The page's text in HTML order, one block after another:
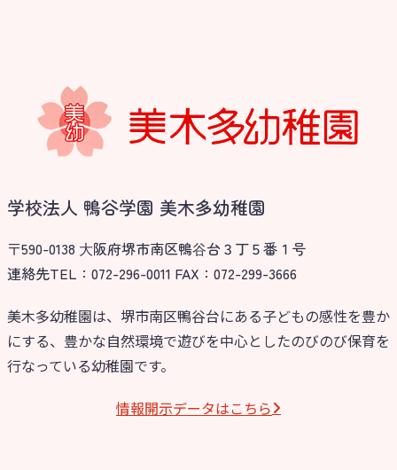
学校法人 鴨谷学園 美木多幼稚園
〒590-0138 ⼤阪府堺市南区鴨⾕台３丁５番１号
連絡先TEL：072-296-0011 FAX：072-299-3666
美木多幼稚園は、堺市南区鴨谷台にある子どもの感性を豊か
にする、豊かな自然環境で遊びを中心としたのびのび保育を
行なっている幼稚園です。
情報開⽰データはこちら
お知らせ
今日の幼稚園
園児募集要項
教職員募集
園のこと